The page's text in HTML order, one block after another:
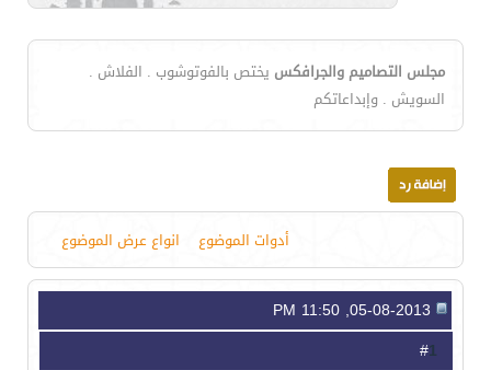
مجلس التصاميم والجرافكس يختص بالفوتوشوب . الفلاش .
السويش . وإبداعاتكم
أدوات الموضوع انواع عرض الموضوع
1